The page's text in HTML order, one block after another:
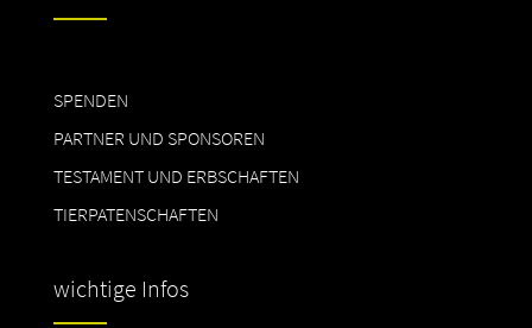
SPENDEN
PARTNER UND SPONSOREN
TESTAMENT UND ERBSCHAFTEN
TIERPATENSCHAFTEN
wichtige Infos